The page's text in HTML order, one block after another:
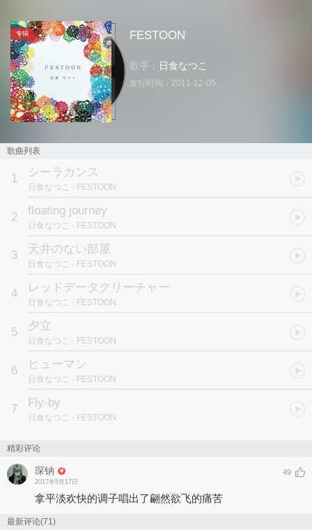
专辑 FESTOON
歌手： 日食なつこ
发行时间： 2011-12-05
歌曲列表
1 シーラカンス
日食なつこ - FESTOON
2 floating journey
日食なつこ - FESTOON
3 天井のない部屋
日食なつこ - FESTOON
4 レッドデータクリーチャー
日食なつこ - FESTOON
5 夕立
日食なつこ - FESTOON
6 ヒューマン
日食なつこ - FESTOON
7 Fly-by
日食なつこ - FESTOON
精彩评论
琛钠
2017年5月17日
49
拿平淡欢快的调子唱出了翩然欲飞的痛苦
最新评论(71)